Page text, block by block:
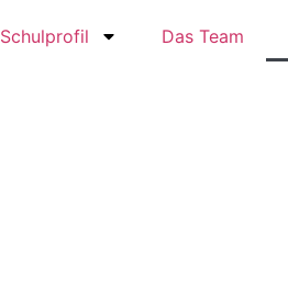
Schulprofil Das Team